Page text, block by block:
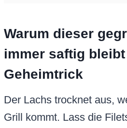
Warum dieser
immer saftig bleibt
Geheimtrick
Der Lachs trocknet aus,
Grill kommt. Lass die